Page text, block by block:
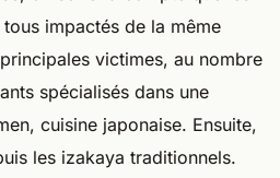
impactés de la même
victimes, au nombre
spécialisés dans une
cuisine japonaise. Ensuite,
les izakaya traditionnels.